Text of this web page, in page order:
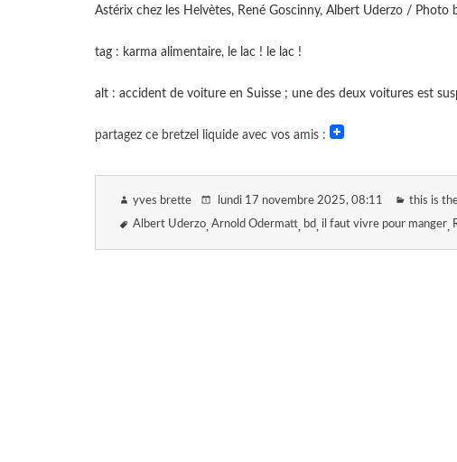
Astérix chez les Helvètes, René Goscinny, Albert Uderzo /
tag : karma alimentaire, le lac ! le lac !
alt : accident de voiture en Suisse ; une des deux voitures est
partagez ce bretzel liquide avec vos amis :
yves brette lundi 17 novembre 2025, 08:11 this is
Albert Uderzo Arnold Odermatt bd il faut vivre pour manger